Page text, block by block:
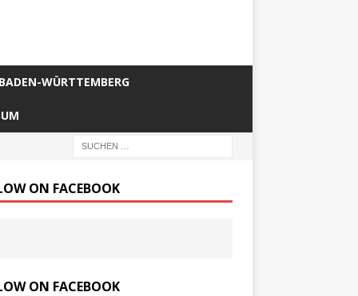
BADEN-WÜRTTEMBERG
ON FACEBOOK
ON FACEBOOK